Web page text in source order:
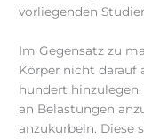
vorliegenden
Im Gegensatz zu
Körper nicht darauf
hundert
an Belastungen
anzukurbeln. Diese